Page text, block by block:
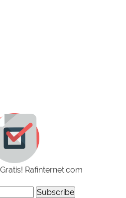
Rafinternet.com